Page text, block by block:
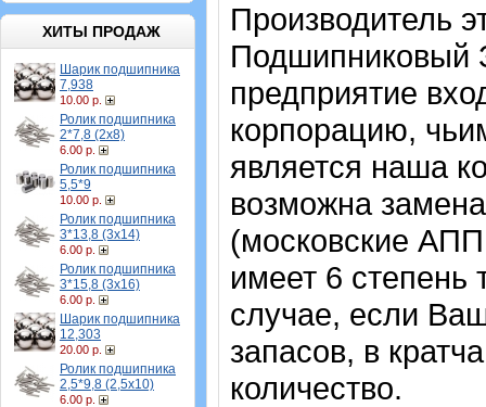
ХИТЫ ПРОДАЖ
Шарик подшипника
7,938
10.00 р.
Ролик подшипника
2*7,8 (2х8)
6.00 р.
Ролик подшипника
5,5*9
10.00 р.
Ролик подшипника
3*13,8 (3х14)
6.00 р.
Ролик подшипника
3*15,8 (3х16)
6.00 р.
Шарик подшипника
12,303
20.00 р.
Ролик подшипника
2,5*9,8 (2,5х10)
6.00 р.
Производитель
Подшипниковый
предприятие
корпорацию,
является наша
возможна
(московские
имеет 6 степень
случае, если
запасов, в
количество.